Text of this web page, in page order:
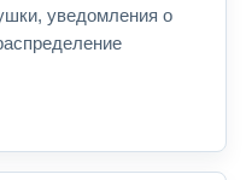
уведомления о